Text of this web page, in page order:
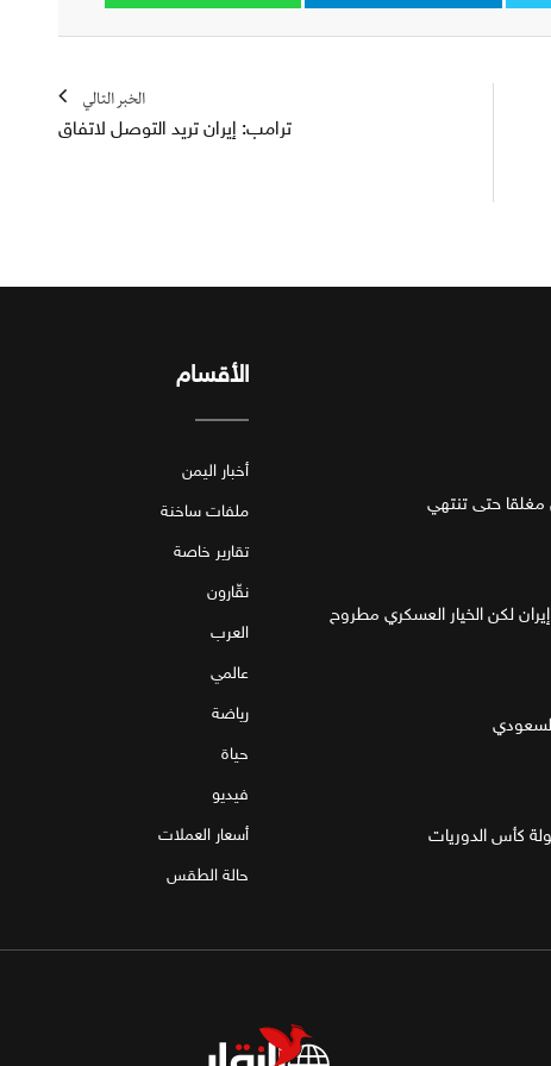
الخبر التالي
ترامب: إيران تريد التوصل لاتفاق
حتى تنتهي
لكن الخيار العسكري مطروح
كأس الدوريات
الأقسام
أخبار اليمن
ملفات ساخنة
تقارير خاصة
نقّارون
العرب
عالمي
رياضة
حياة
فيديو
أسعار العملات
حالة الطقس